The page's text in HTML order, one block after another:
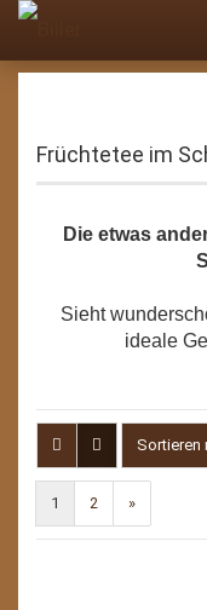
Früchtetee im
Die etwas
Sieht
ideale
Sortieren
Sortieren
1 2 »